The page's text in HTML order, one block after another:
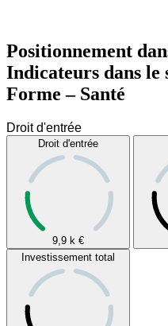
Positionnement
Indicateurs dans le
Forme – Santé
Droit d'entrée
9,9 k €
Investissement total